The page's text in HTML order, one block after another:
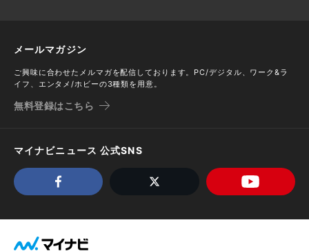
メールマガジン
ご興味に合わせたメルマガを配信しております。PC/デジタル、ワーク&ラ
イフ、エンタメ/ホビーの3種類を用意。
無料登録はこちら
マイナビニュース 公式SNS